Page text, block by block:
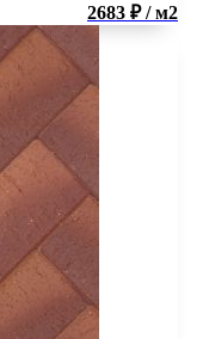
2683 ₽ / м2